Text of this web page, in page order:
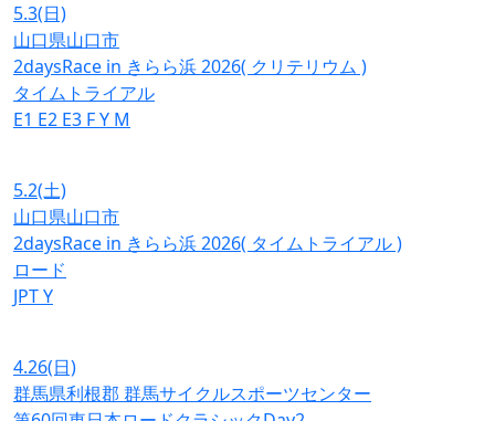
5.3(日)
山口県山口市
2daysRace in きらら浜 2026( クリテリウム )
タイムトライアル
E1 E2 E3 FY M
5.2(土)
山口県山口市
2daysRace in きらら浜 2026( タイムトライアル )
ロード
JPTY
4.26(日)
群馬県利根郡 群馬サイクルスポーツセンター